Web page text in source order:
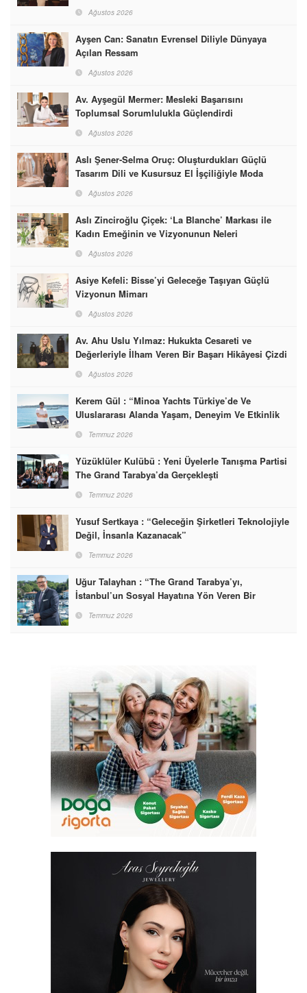
Ağustos 2026
Ayşen Can: Sanatın Evrensel Diliyle Dünyaya
Açılan Ressam
Ağustos 2026
Av. Ayşegül Mermer: Mesleki Başarısını
Toplumsal Sorumlulukla Güçlendirdi
Ağustos 2026
Aslı Şener-Selma Oruç: Oluşturdukları Güçlü
Tasarım Dili ve Kusursuz El İşçiliğiyle Moda
Dünyasına İmzalarını Attılar
Ağustos 2026
Aslı Zinciroğlu Çiçek: ‘La Blanche’ Markası ile
Kadın Emeğinin ve Vizyonunun Neleri
Başarabileceğinin En Güzel Örneğini Sunuyor
Ağustos 2026
Asiye Kefeli: Bisse’yi Geleceğe Taşıyan Güçlü
Vizyonun Mimarı
Ağustos 2026
Av. Ahu Uslu Yılmaz: Hukukta Cesareti ve
Değerleriyle İlham Veren Bir Başarı Hikâyesi Çizdi
Ağustos 2026
Kerem Gül : “Minoa Yachts Türkiye’de Ve
Uluslararası Alanda Yaşam, Deneyim Ve Etkinlik
Markası Olacak”
Temmuz 2026
Yüzüklüler Kulübü : Yeni Üyelerle Tanışma Partisi
The Grand Tarabya’da Gerçekleşti
Temmuz 2026
Yusuf Sertkaya : “Geleceğin Şirketleri Teknolojiyle
Değil, İnsanla Kazanacak”
Temmuz 2026
Uğur Talayhan : “The Grand Tarabya’yı,
İstanbul’un Sosyal Hayatına Yön Veren Bir
Destinasyon Haline Getirmeyi Hedefliyorum”
Temmuz 2026